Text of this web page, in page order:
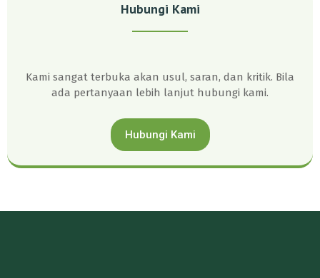
Hubungi Kami
Kami sangat terbuka akan usul, saran, dan kritik. Bila
ada pertanyaan lebih lanjut hubungi kami.
Hubungi Kami